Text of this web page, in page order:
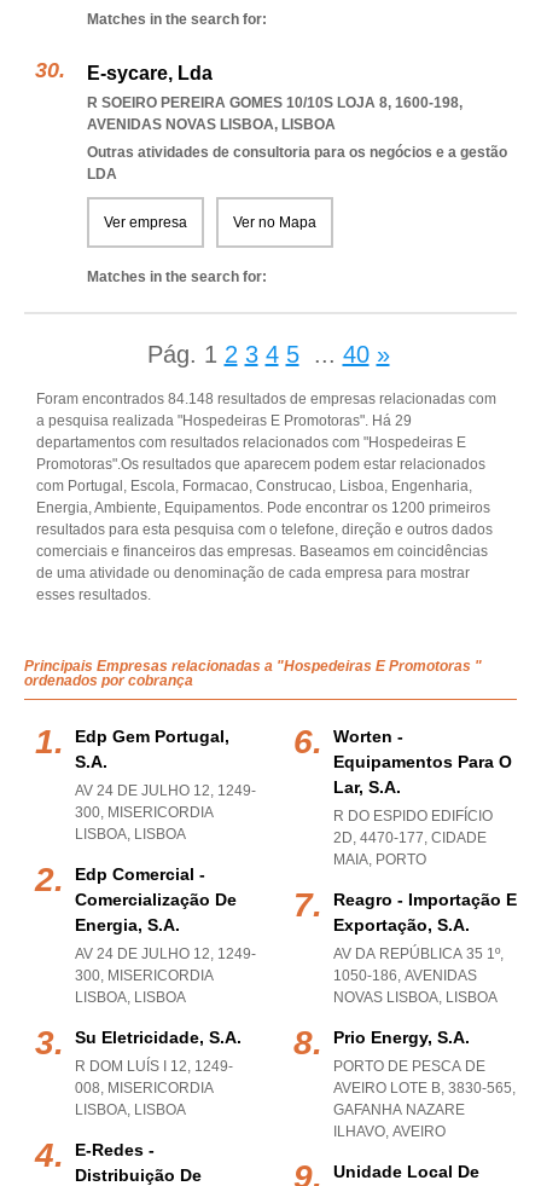
Matches in the search for:
E-sycare, Lda
R SOEIRO PEREIRA GOMES 10/10S LOJA 8, 1600-198,
AVENIDAS NOVAS LISBOA, LISBOA
Outras atividades de consultoria para os negócios e a gestão
LDA
Ver empresa Ver no Mapa
Matches in the search for:
Pág. 1 2 3 4 5 ... 40 »
Foram encontrados 84.148 resultados de empresas relacionadas com
a pesquisa realizada "Hospedeiras E Promotoras". Há 29
departamentos com resultados relacionados com "Hospedeiras E
Promotoras".Os resultados que aparecem podem estar relacionados
com Portugal, Escola, Formacao, Construcao, Lisboa, Engenharia,
Energia, Ambiente, Equipamentos. Pode encontrar os 1200 primeiros
resultados para esta pesquisa com o telefone, direção e outros dados
comerciais e financeiros das empresas. Baseamos em coincidências
de uma atividade ou denominação de cada empresa para mostrar
esses resultados.
Principais Empresas relacionadas a "Hospedeiras E Promotoras "
ordenados por cobrança
Edp Gem Portugal,
S.a.
AV 24 DE JULHO 12, 1249-
300, MISERICORDIA
LISBOA, LISBOA
Edp Comercial -
Comercialização De
Energia, S.a.
AV 24 DE JULHO 12, 1249-
300, MISERICORDIA
LISBOA, LISBOA
Su Eletricidade, S.a.
R DOM LUÍS I 12, 1249-
008, MISERICORDIA
LISBOA, LISBOA
E-Redes -
Distribuição De
Worten -
Equipamentos Para O
Lar, S.a.
R DO ESPIDO EDIFÍCIO
2D, 4470-177, CIDADE
MAIA, PORTO
Reagro - Importação E
Exportação, S.a.
AV DA REPÚBLICA 35 1º,
1050-186, AVENIDAS
NOVAS LISBOA, LISBOA
Prio Energy, S.a.
PORTO DE PESCA DE
AVEIRO LOTE B, 3830-565,
GAFANHA NAZARE
ILHAVO, AVEIRO
Unidade Local De